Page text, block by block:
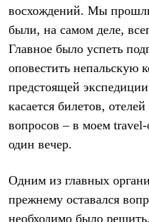
восхождений. Мы
были, на самом деле,
Главное было успеть
оповестить непальскую
предстоящей
касается билетов,
вопросов – в моем travel-
один вечер.
Одним из главных
прежнему оставался
необходимо было